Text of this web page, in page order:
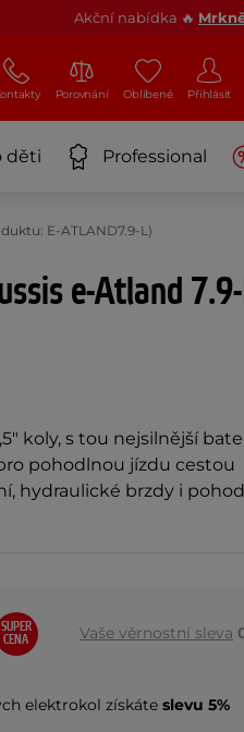
Akční nabídka 🔥
Porovnání Oblíbené Přihlásit
děti Professional
E-ATLAND7.9-L)
e-Atland
koly, s tou nejsilnější
pohodlnou jízdu cestou
hydraulické brzdy i
SUPER
CENA
Vaše věrnostní sleva
elektrokol získáte slevu 5%